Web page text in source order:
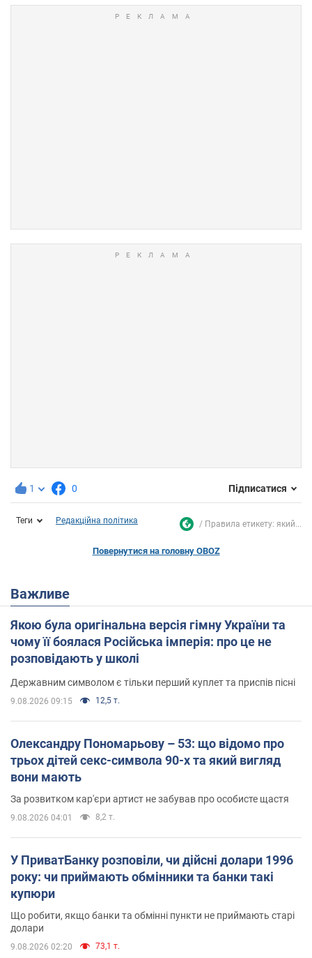
1 0 Підписатися
Теги Редакційна політика Правила етикету: який...
Повернутися на головну OBOZ
Важливе
Якою була оригінальна версія гімну України та
чому її боялася Російська імперія: про це не
розповідають у школі
Державним символом є тільки перший куплет та приспів пісні
9.08.2026 09:15 12,5 т.
Олександру Пономарьову – 53: що відомо про
трьох дітей секс-символа 90-х та який вигляд
вони мають
За розвитком кар'єри артист не забував про особисте щастя
9.08.2026 04:01 8,2 т.
У ПриватБанку розповіли, чи дійсні долари 1996
року: чи приймають обмінники та банки такі
купюри
Що робити, якщо банки та обмінні пункти не приймають старі
долари
9.08.2026 02:20 73,1 т.